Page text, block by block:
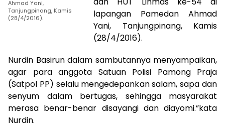
Ahmad Yani,
Tanjungpinang, Kamis
(28/4/2016).
lapangan Pamedan Ahmad
Yani, Tanjungpinang, Kamis
(28/4/2016).
Nurdin Basirun dalam sambutannya menyampaikan,
agar para anggota Satuan Polisi Pamong Praja
(Satpol PP) selalu mengedepankan salam, sapa dan
senyum dalam bertugas, sehingga masyarakat
merasa benar-benar disayangi dan diayomi.”kata
Nurdin.